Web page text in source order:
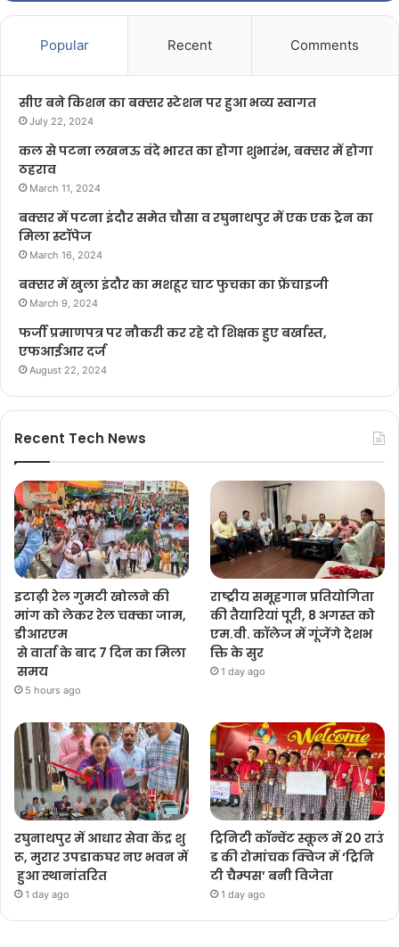
Popular Recent Comments
सीए बने किशन का बक्सर स्टेशन पर हुआ भव्य स्वागत
July 22, 2024
कल से पटना लखनऊ वंदे भारत का होगा शुभारंभ, बक्सर में होगा
ठहराव
March 11, 2024
बक्सर में पटना इंदौर समेत चौसा व रघुनाथपुर में एक एक ट्रेन का
मिला स्टॉपेज
March 16, 2024
बक्सर में खुला इंदौर का मशहूर चाट फुचका का फ्रेंचाइजी
March 9, 2024
फर्जी प्रमाणपत्र पर नौकरी कर रहे दो शिक्षक हुए बर्खास्त,
एफआईआर दर्ज
August 22, 2024
Recent Tech News
इटाढ़ी रेल गुमटी खोलने की
मांग को लेकर रेल चक्का जाम,
डीआरएम
से वार्ता के बाद 7 दिन का मिला
समय
5 hours ago
राष्ट्रीय समूहगान प्रतियोगिता
की तैयारियां पूरी, 8 अगस्त को
एम.वी. कॉलेज में गूंजेंगे देशभ
क्ति के सुर
1 day ago
रघुनाथपुर में आधार सेवा केंद्र शु
रू, मुरार उपडाकघर नए भवन में
हुआ स्थानांतरित
1 day ago
ट्रिनिटी कॉन्वेंट स्कूल में 20 राउं
ड की रोमांचक क्विज में ‘ट्रिनि
टी चैम्पस’ बनी विजेता
1 day ago